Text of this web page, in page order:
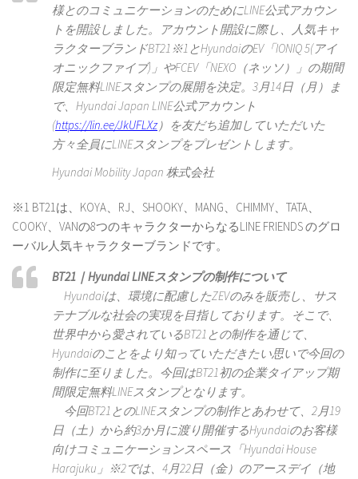
様とのコミュニケーションのためにLINE公式アカウン
トを開設しました。アカウント開設に際し、人気キャ
ラクターブランドBT21※1とHyundaiのEV「IONIQ 5(アイ
オニックファイブ)」やFCEV「NEXO（ネッソ）」の期間
限定無料LINEスタンプの展開を決定。3月14日（月）ま
で、Hyundai Japan LINE公式アカウント
(https://lin.ee/JkUFLXz）を友だち追加していただいた
方々全員にLINEスタンプをプレゼントします。
Hyundai Mobility Japan 株式会社
※1 BT21は、KOYA、RJ、SHOOKY、MANG、CHIMMY、TATA、
COOKY、VANの8つのキャラクターからなるLINE FRIENDS のグロ
ーバル人気キャラクターブランドです。
BT21｜Hyundai LINEスタンプの制作について
Hyundaiは、環境に配慮したZEVのみを販売し、サス
テナブルな社会の実現を目指しております。そこで、
世界中から愛されているBT21との制作を通じて、
Hyundaiのことをより知っていただきたい思いで今回の
制作に至りました。今回はBT21初の企業タイアップ期
間限定無料LINEスタンプとなります。
今回BT21とのLINEスタンプの制作とあわせて、2月19
日（土）から約3か月に渡り開催するHyundaiのお客様
向けコミュニケーションスペース「Hyundai House
Harajuku」※2では、4月22日（金）のアースデイ（地